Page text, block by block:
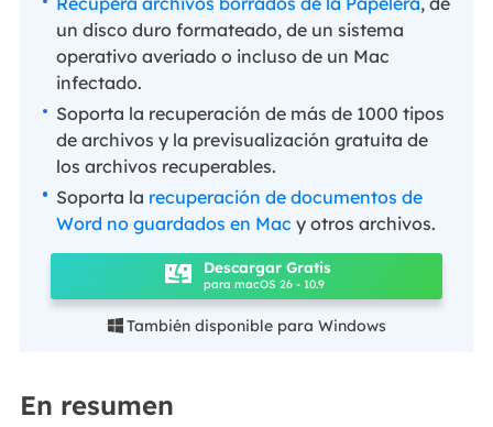
un disco duro formateado, de un sistema
operativo averiado o incluso de un Mac
infectado.
Soporta la recuperación de más de 1000 tipos
de archivos y la previsualización gratuita de
los archivos recuperables.
Soporta la recuperación de documentos de
Word no guardados en Mac y otros archivos.
Descargar Gratis
para macOS 26 - 10.9
 También disponible para Windows
En resumen